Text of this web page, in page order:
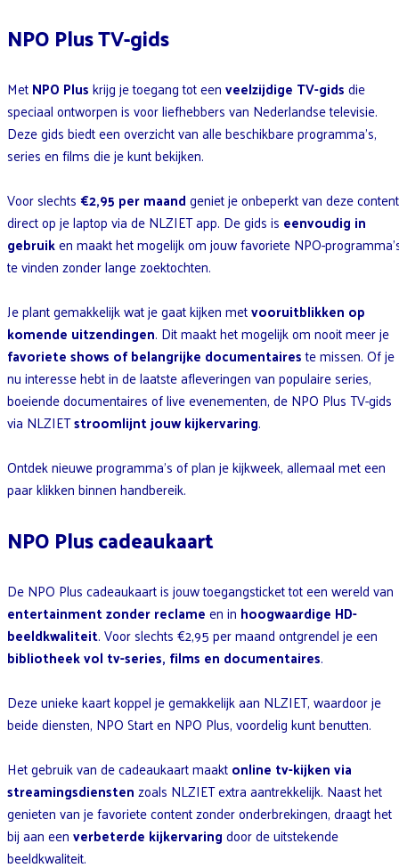
NPO Plus TV-gids
MetNPO Pluskrijg je toegang tot eenveelzijdige TV-gidsdie
speciaal ontworpen is voor liefhebbers van Nederlandse televisie.
Deze gids biedt een overzicht van alle beschikbare programma’s,
series en films die je kunt bekijken.
Voor slechts€2,95 per maandgeniet je onbeperkt van deze
direct op je laptop via de NLZIET app. De gids is eenvoudig in
gebruiken maakt het mogelijk om jouw favoriete NPO-
te vinden zonder lange zoektochten.
Je plant gemakkelijk wat je gaat kijken metvooruitblikken op
komende uitzendingen. Dit maakt het mogelijk om nooit meer je
favoriete shows of belangrijke documentaireste missen. Of je
nu interesse hebt in de laatste afleveringen van populaire series,
boeiende documentaires of live evenementen, de NPO Plus TV-gids
via NLZIETstroomlijnt jouw kijkervaring.
Ontdek nieuwe programma’s of plan je kijkweek, allemaal met een
paar klikken binnen handbereik.
NPO Plus cadeaukaart
De NPO Plus cadeaukaart is jouw toegangsticket tot een wereld van
entertainment zonder reclameen in hoogwaardige HD-
beeldkwaliteit. Voor slechts €2,95 per maand ontgrendel je een
bibliotheek vol tv-series, films en documentaires.
Deze unieke kaart koppel je gemakkelijk aan NLZIET, waardoor je
beide diensten, NPO Start en NPO Plus, voordelig kunt benutten.
Het gebruik van de cadeaukaart maaktonline tv-kijken via
streamingsdienstenzoals NLZIET extra aantrekkelijk. Naast het
genieten van je favoriete content zonder onderbrekingen, draagt het
bij aan eenverbeterde kijkervaringdoor de uitstekende
beeldkwaliteit.